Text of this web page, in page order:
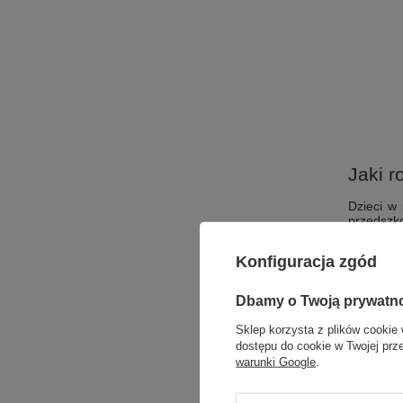
Jaki
Dzieci w
Dla
Starsze
mieć
Wybór
Konfiguracja zgód
Dbamy o Twoją
Sklep korzysta z plików cookie
dostępu do cookie w Twojej
warunki Google